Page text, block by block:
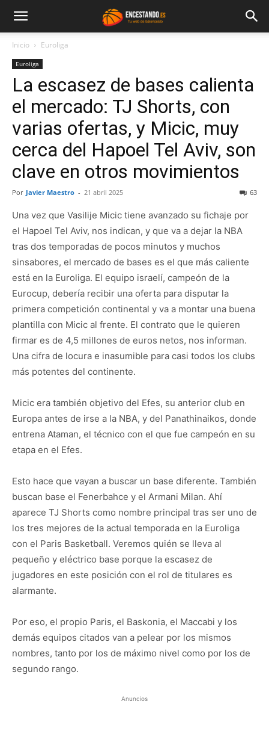
Inicio Euroliga
Euroliga
La escasez de bases calienta
el mercado: TJ Shorts, con
varias ofertas, y Micic, muy
cerca del Hapoel Tel Aviv, son
clave en otros movimientos
Por Javier Maestro - 21 abril 2025 63
Una vez que Vasilije Micic tiene avanzado su fichaje por
el Hapoel Tel Aviv, nos indican, y que va a dejar la NBA
tras dos temporadas de pocos minutos y muchos
sinsabores, el mercado de bases es el que más caliente
está en la Euroliga. El equipo israelí, campeón de la
Eurocup, debería recibir una oferta para disputar la
primera competición continental y va a montar una buena
plantilla con Micic al frente. El contrato que le quieren
firmar es de 4,5 millones de euros netos, nos informan.
Una cifra de locura e inasumible para casi todos los clubs
más potentes del continente.
Micic era también objetivo del Efes, su anterior club en
Europa antes de irse a la NBA, y del Panathinaikos, donde
entrena Ataman, el técnico con el que fue campeón en su
etapa en el Efes.
Esto hace que vayan a buscar un base diferente. También
buscan base el Fenerbahce y el Armani Milan. Ahí
aparece TJ Shorts como nombre principal tras ser uno de
los tres mejores de la actual temporada en la Euroliga
con el Paris Basketball. Veremos quién se lleva al
pequeño y eléctrico base porque la escasez de
jugadores en este posición con el rol de titulares es
alarmante.
Por eso, el propio Paris, el Baskonia, el Maccabi y los
demás equipos citados van a pelear por los mismos
nombres, tanto por los de máximo nivel como por los de
segundo rango.
Anuncios